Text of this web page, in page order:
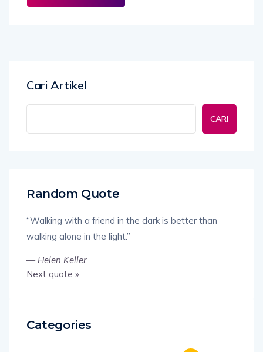
Cari Artikel
CARI
Random Quote
“Walking with a friend in the dark is better than
walking alone in the light.”
—Helen Keller
Next quote »
Categories